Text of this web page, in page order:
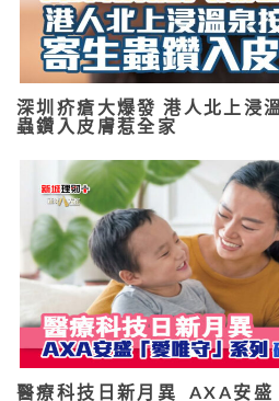
深圳疥瘡大爆發 港人北上浸
蟲鑽入皮膚惹全家
醫療科技日新月異 AXA安盛